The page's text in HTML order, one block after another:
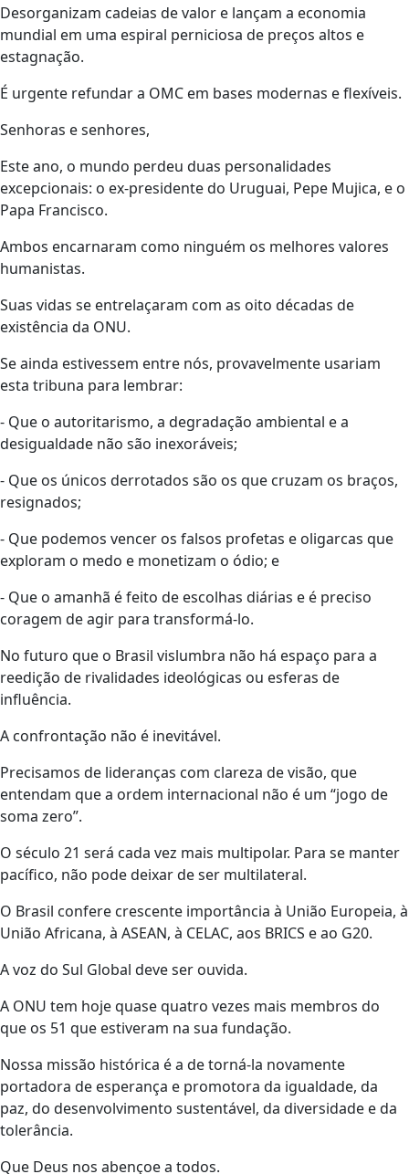
Desorganizam cadeias de valor e lançam a economia
mundial em uma espiral perniciosa de preços altos e
estagnação.
É urgente refundar a OMC em bases modernas e flexíveis.
Senhoras e senhores,
Este ano, o mundo perdeu duas personalidades
excepcionais: o ex-presidente do Uruguai, Pepe Mujica, e o
Papa Francisco.
Ambos encarnaram como ninguém os melhores valores
humanistas.
Suas vidas se entrelaçaram com as oito décadas de
existência da ONU.
Se ainda estivessem entre nós, provavelmente usariam
esta tribuna para lembrar:
- Que o autoritarismo, a degradação ambiental e a
desigualdade não são inexoráveis;
- Que os únicos derrotados são os que cruzam os braços,
resignados;
- Que podemos vencer os falsos profetas e oligarcas que
exploram o medo e monetizam o ódio; e
- Que o amanhã é feito de escolhas diárias e é preciso
coragem de agir para transformá-lo.
No futuro que o Brasil vislumbra não há espaço para a
reedição de rivalidades ideológicas ou esferas de
influência.
A confrontação não é inevitável.
Precisamos de lideranças com clareza de visão, que
entendam que a ordem internacional não é um “jogo de
soma zero”.
O século 21 será cada vez mais multipolar. Para se manter
pacífico, não pode deixar de ser multilateral.
O Brasil confere crescente importância à União Europeia, à
União Africana, à ASEAN, à CELAC, aos BRICS e ao G20.
A voz do Sul Global deve ser ouvida.
A ONU tem hoje quase quatro vezes mais membros do
que os 51 que estiveram na sua fundação.
Nossa missão histórica é a de torná-la novamente
portadora de esperança e promotora da igualdade, da
paz, do desenvolvimento sustentável, da diversidade e da
tolerância.
Que Deus nos abençoe a todos.